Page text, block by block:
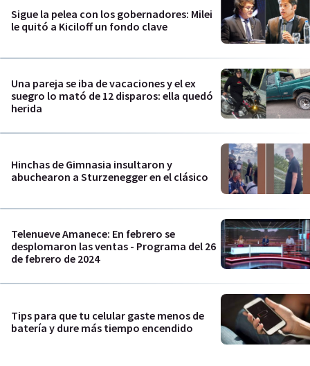
Sigue la pelea con los gobernadores: Milei
le quitó a Kiciloff un fondo clave
Una pareja se iba de vacaciones y el ex
suegro lo mató de 12 disparos: ella quedó
herida
Hinchas de Gimnasia insultaron y
abuchearon a Sturzenegger en el clásico
Telenueve Amanece: En febrero se
desplomaron las ventas - Programa del 26
de febrero de 2024
Tips para que tu celular gaste menos de
batería y dure más tiempo encendido